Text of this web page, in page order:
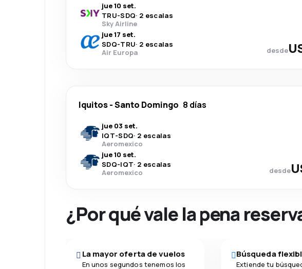
jue 10 set.
TRU-SDQ· 2 escalas
Sky Airline
jue 17 set.
SDQ-TRU· 2 escalas
Air Europa
desde
Iquitos-Santo Domingo 8 días
jue 03 set.
IQT-SDQ· 2 escalas
Aeromexico
jue 10 set.
SDQ-IQT· 2 escalas
Aeromexico
desde
¿Por qué vale la pena
La mayor oferta de vuelos
En unos segundos tenemos los
Búsqueda
Extiende tu